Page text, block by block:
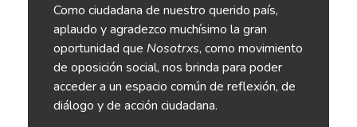
Como ciudadana de nuestro querido país,
aplaudo y agradezco muchísimo la gran
oportunidad que Nosotrxs, como movimiento
de oposición social, nos brinda para poder
acceder a un espacio común de reflexión, de
diálogo y de acción ciudadana.